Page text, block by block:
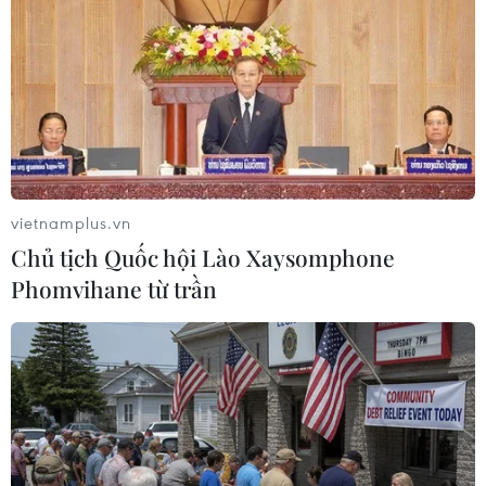
Tây Ban Nha triệt phá đường dây
buôn người xuyên Địa Trung Hải
07/08/2026 12:13
Hy Lạp tạm giam một thị trưởng tình
nghi gây thảm họa cháy rừng
07/08/2026 12:02
Sri Lanka tăng cường ngăn chặn
trang web cá cược trực tuyến
07/08/2026 11:39
vietnamplus.vn
Chủ tịch Quốc hội Lào Xaysomphone
Phomvihane từ trần